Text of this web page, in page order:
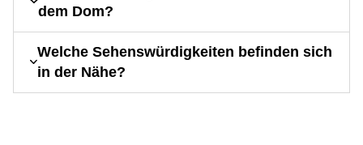
dem Dom?
Welche Sehenswürdigkeiten befinden sich
in der Nähe?